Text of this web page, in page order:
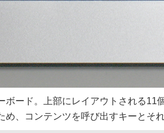
ボード。上部にレイアウトされる11
め、コンテンツを呼び出すキーとそ